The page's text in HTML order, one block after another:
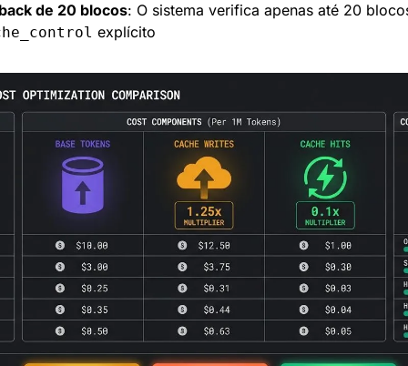
de 20 blocos: O sistema verifica apenas até 20
explícito